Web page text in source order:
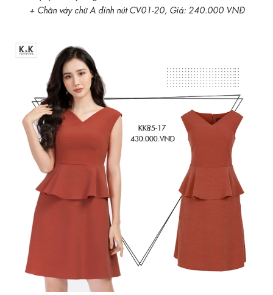
+ Chân váy chữ A đính nút CV01-20, Giá: 240.000 VNĐ